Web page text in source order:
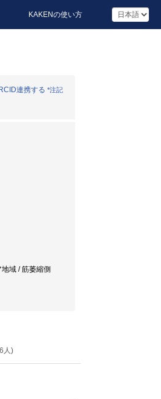
KAKENの使い方
連携する *注記
域 / 筋萎縮側
人)